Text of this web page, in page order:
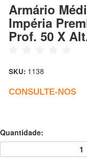
Armário
Impéria
Prof. 50 X
SKU: 1138
CONSULTE-NOS
Quantidade: